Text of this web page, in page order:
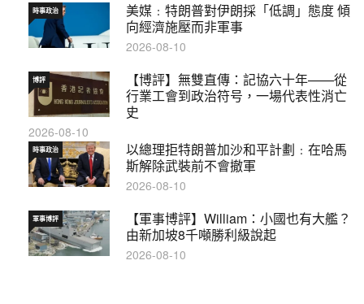
美媒﹕特朗普對伊朗採「低調」態度 傾
向經濟施壓而非軍事
時事政治
2026-08-10
【博評】無雙直傳：記協六十年——從
行業工會到政治符号，一場代表性消亡
史
博評
2026-08-10
以總理拒特朗普加沙和平計劃﹕在哈馬
斯解除武裝前不會撤軍
時事政治
2026-08-10
【軍事博評】William：小國也有大艦？
由新加坡8千噸勝利級說起
軍事博評
2026-08-10